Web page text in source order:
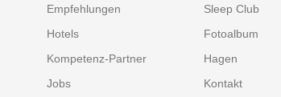
Empfehlungen
Hotels
Kompetenz-Partner
Jobs
Sleep Club
Fotoalbum
Hagen
Kontakt